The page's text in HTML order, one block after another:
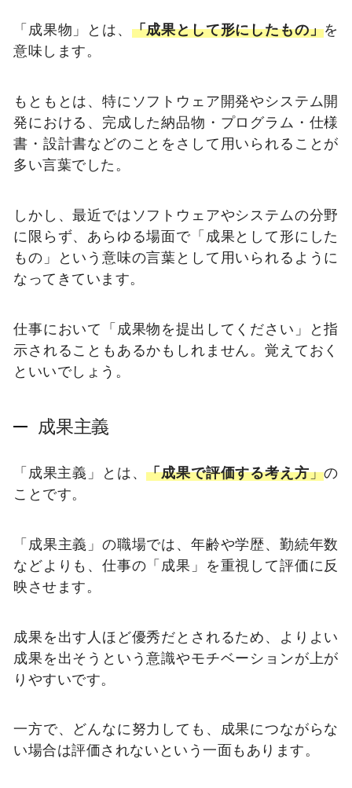
「成果物」とは、 「成果として形にしたもの」を
意味します。
もともとは、特にソフトウェア開発やシステム開
発における、完成した納品物・プログラム・仕様
書・設計書などのことをさして用いられることが
多い言葉でした。
しかし、最近ではソフトウェアやシステムの分野
に限らず、あらゆる場面で「成果として形にした
もの」という意味の言葉として用いられるように
なってきています。
仕事において「成果物を提出してください」と指
示されることもあるかもしれません。覚えておく
といいでしょう。
成果主義
「成果主義」とは、「成果で評価する考え方」の
ことです。
「成果主義」の職場では、年齢や学歴、勤続年数
などよりも、仕事の「成果」を重視して評価に反
映させます。
成果を出す人ほど優秀だとされるため、よりよい
成果を出そうという意識やモチベーションが上が
りやすいです。
一方で、どんなに努力しても、成果につながらな
い場合は評価されないという一面もあります。